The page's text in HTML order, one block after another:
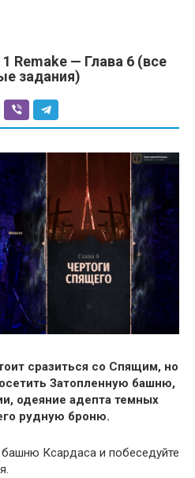
Remake — Глава 6 (все
задания)
сразиться со Спящим, но
Затопленную башню,
одеяние адепта темных
рудную броню.
башню Ксардаса и побеседуйте